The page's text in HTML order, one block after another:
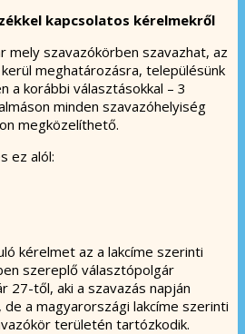
kapcsolatos kérelmekről
mely szavazókörben szavazhat, az
meghatározásra, településünk
a korábbi választásokkal – 3
minden szavazóhelyiség
megközelíthető.
ez alól:
kérelmet az a lakcíme szerinti
szereplő választópolgár
27-től, aki a szavazás napján
a magyarországi lakcíme szerinti
területén tartózkodik.